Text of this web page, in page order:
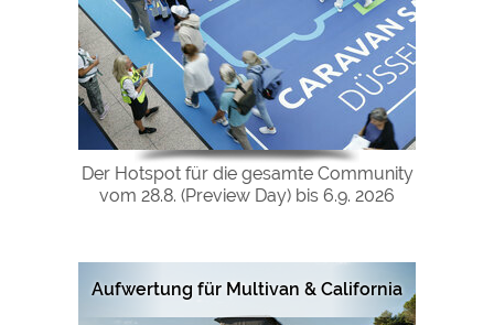
Der Hotspot für die gesamte Community
vom 28.8. (Preview Day) bis 6.9. 2026
Aufwertung für Multivan & California